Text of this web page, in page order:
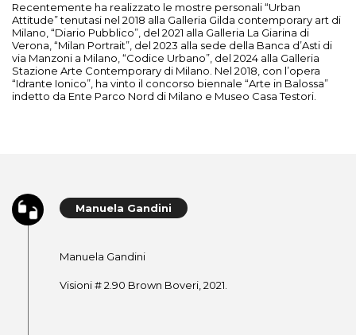
Recentemente ha realizzato le mostre personali “Urban
Attitude” tenutasi nel 2018 alla Galleria Gilda contemporary art di
Milano, “Diario Pubblico”, del 2021 alla Galleria La Giarina di
Verona, “Milan Portrait”, del 2023 alla sede della Banca d’Asti di
via Manzoni a Milano, “Codice Urbano”, del 2024 alla Galleria
Stazione Arte Contemporary di Milano. Nel 2018, con l’opera
“Idrante Ionico”, ha vinto il concorso biennale “Arte in Balossa”
indetto da Ente Parco Nord di Milano e Museo Casa Testori.
Manuela Gandini
Manuela Gandini
Visioni # 2.90 Brown Boveri, 2021.